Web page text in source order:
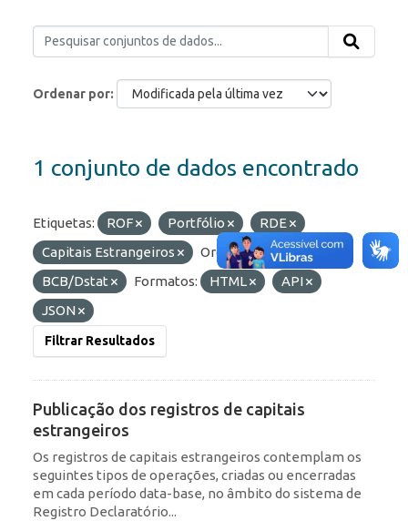
Ordenar por
1 conjunto de dados encontrado
Etiquetas: ROF Portfólio
RDE
Capitais Estrangeiros
Organizações:
BCB/Dstat
Formatos: HTML
API
JSON
Filtrar Resultados
Publicação dos registros de capitais
estrangeiros
Os registros de capitais estrangeiros contemplam os
seguintes tipos de operações, criadas ou encerradas
em cada período data-base, no âmbito do sistema de
Registro Declaratório...